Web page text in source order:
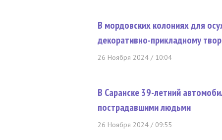
В мордовских колониях для
декоративно-прикладному
26 Ноября 2024 / 10:04
В Саранске 39-летний
пострадавшими людьми
26 Ноября 2024 / 09:55